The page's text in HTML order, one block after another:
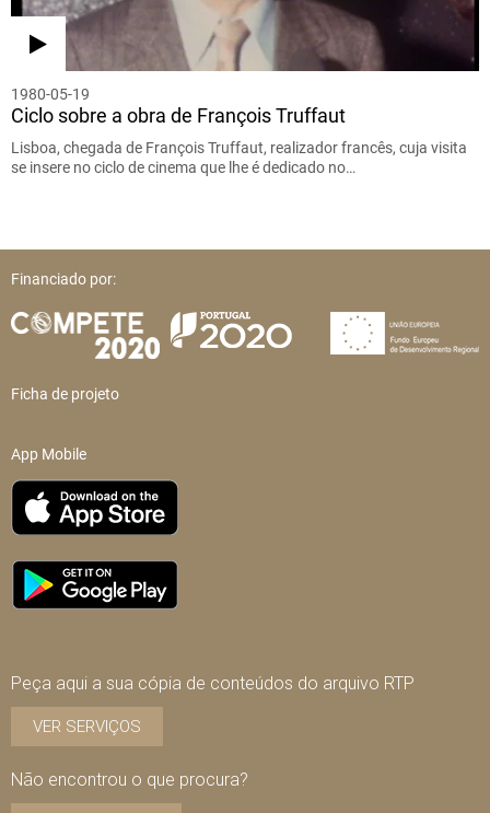
1980-05-19
Ciclo sobre a obra de François Truffaut
Lisboa, chegada de François Truffaut, realizador francês, cuja visita
se insere no ciclo de cinema que lhe é dedicado no…
Financiado por:
Ficha de projeto
App Mobile
Peça aqui a sua cópia de conteúdos do arquivo RTP
VER SERVIÇOS
Não encontrou o que procura?